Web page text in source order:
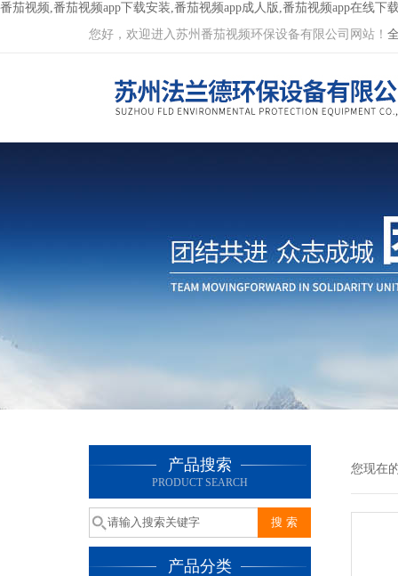
番茄视频,番茄视频app下载安装,番茄视频app成人版,番茄视频app在线下
您好，欢迎进入苏州番茄视频环保设备有限公司网站！
产品搜索
PRODUCT SEARCH
产品分类
您现在的